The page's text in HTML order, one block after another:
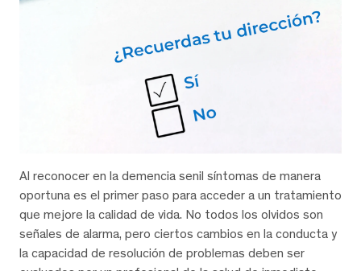
Al reconocer en la demencia senil síntomas de manera
oportuna es el primer paso para acceder a un tratamiento
que mejore la calidad de vida. No todos los olvidos son
señales de alarma, pero ciertos cambios en la conducta y
la capacidad de resolución de problemas deben ser